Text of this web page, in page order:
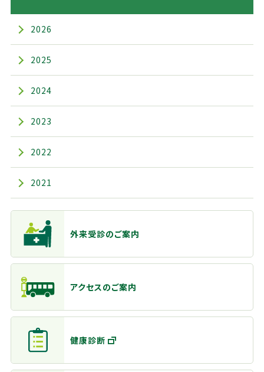
2026
2025
2024
2023
2022
2021
主なメニュー
外来受診のご案内
アクセスのご案内
健康診断